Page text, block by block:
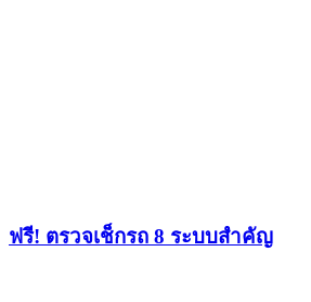
ฟรี! ตรวจเช็กรถ 8 ระบบสำคัญ